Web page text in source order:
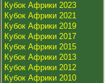
Кубок Африки 2023
Кубок Африки 2021
Кубок Африки 2019
Кубок Африки 2017
Кубок Африки 2015
Кубок Африки 2013
Кубок Африки 2012
Кубок Африки 2010